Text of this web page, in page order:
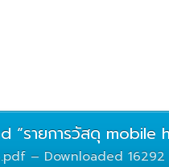
“รายการวัสดุ mobile
– Downloaded 16292